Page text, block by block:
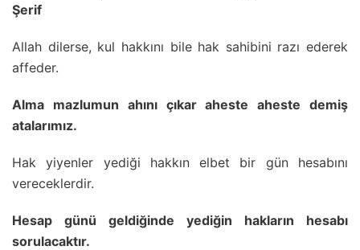
Şerif
Allah dilerse, kul hakkını bile hak sahibini razı ederek
affeder.
Alma mazlumun ahını çıkar aheste aheste demiş
atalarımız.
Hak yiyenler yediği hakkın elbet bir gün hesabını
vereceklerdir.
Hesap günü geldiğinde yediğin hakların hesabı
sorulacaktır.